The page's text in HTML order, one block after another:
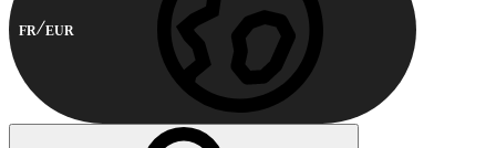
FR EUR